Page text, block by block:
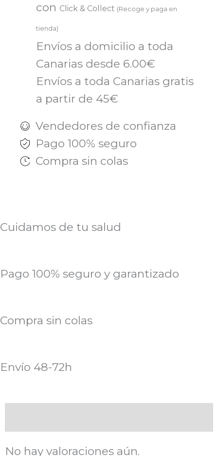
con Click & Collect (Recoge y paga en
tienda)
Envíos a domicilio a toda
Canarias desde 6.00€
Envíos a toda Canarias gratis
a partir de 45€
Vendedores de confianza
Pago 100% seguro
Compra sin colas
Cuidamos de tu salud
Pago 100% seguro y garantizado
Compra sin colas
Envío 48-72h
No hay valoraciones aún.